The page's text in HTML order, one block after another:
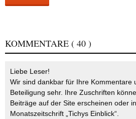
KOMMENTARE ( 40 )
Liebe Leser!
Wir sind dankbar für Ihre Kommentare
Beteiligung sehr. Ihre Zuschriften
Beiträge auf der Site erscheinen oder
Monatszeitschrift „Tichys Einblick“.